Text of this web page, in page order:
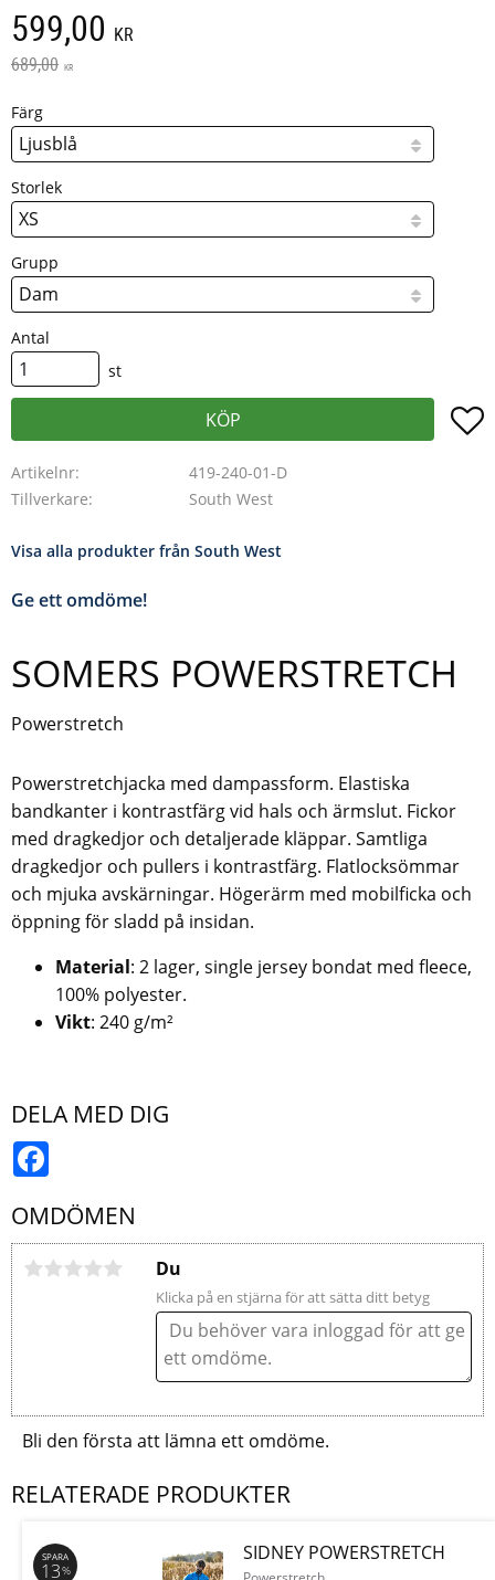
Nedsatt pris:
599,00 KR
Ordinarie pris:
689,00 KR
Färg
Storlek
Grupp
Antal
st
KÖP
Artikelnr
419-240-01-D
Tillverkare
South West
Visa alla produkter från South West
Ge ett omdöme!
SOMERS POWERSTRETCH
Powerstretch
Powerstretchjacka med dampassform. Elastiska
bandkanter i kontrastfärg vid hals och ärmslut. Fickor
med dragkedjor och detaljerade kläppar. Samtliga
dragkedjor och pullers i kontrastfärg. Flatlocksömmar
och mjuka avskärningar. Högerärm med mobilficka och
öppning för sladd på insidan.
Material: 2 lager, single jersey bondat med fleece,
100% polyester.
Vikt: 240 g/m²
DELA MED DIG
OMDÖMEN
Du
Klicka på en stjärna för att sätta ditt betyg
Bli den första att lämna ett omdöme.
RELATERADE PRODUKTER
SIDNEY POWERSTRETCH
SPARA
13%